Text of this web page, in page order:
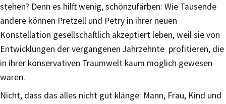
stehen? Denn es hilft wenig, schönzufärben: Wie Tausende
andere können Pretzell und Petry in ihrer neuen
Konstellation gesellschaftlich akzeptiert leben, weil sie von
Entwicklungen der vergangenen Jahrzehnte profitieren, die
in ihrer konservativen Traumwelt kaum möglich gewesen
wären.
Nicht, dass das alles nicht gut klänge: Mann, Frau, Kind und